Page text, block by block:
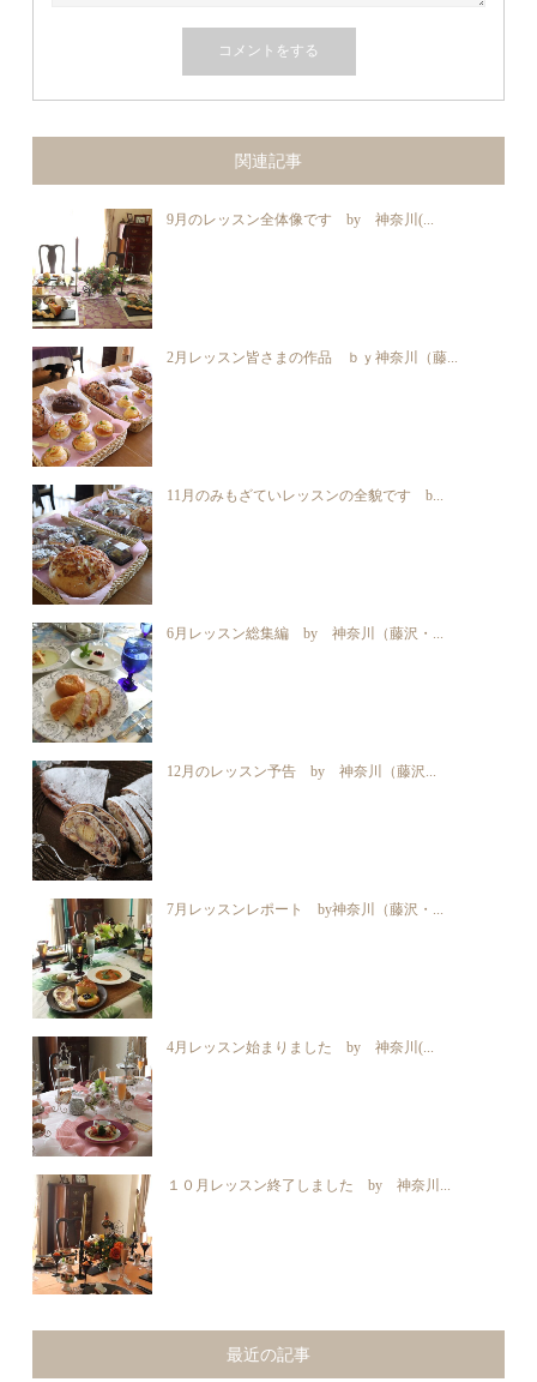
関連記事
9月のレッスン全体像です by 神奈川(...
2月レッスン皆さまの作品 ｂｙ神奈川（藤...
11月のみもざていレッスンの全貌です b...
6月レッスン総集編 by 神奈川（藤沢・...
12月のレッスン予告 by 神奈川（藤沢...
7月レッスンレポート by神奈川（藤沢・...
4月レッスン始まりました by 神奈川(...
１０月レッスン終了しました by 神奈川...
最近の記事